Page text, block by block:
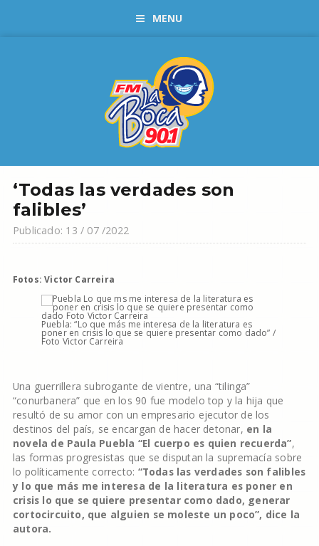
MENU
‘Todas las verdades son
falibles’
Publicado: 13 / 07 /2022
Fotos: Victor Carreira
Puebla: “Lo que más me interesa de la literatura es
poner en crisis lo que se quiere presentar como dado” /
Foto Victor Carreira
Una guerrillera subrogante de vientre, una “tilinga”
“conurbanera” que en los 90 fue modelo top y la hija que
resultó de su amor con un empresario ejecutor de los
destinos del país, se encargan de hacer detonar, en la
novela de Paula Puebla “El cuerpo es quien recuerda”,
las formas progresistas que se disputan la supremacía sobre
lo políticamente correcto: “Todas las verdades son falibles
y lo que más me interesa de la literatura es poner en
crisis lo que se quiere presentar como dado, generar
cortocircuito, que alguien se moleste un poco”, dice la
autora.